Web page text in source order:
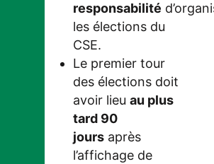
responsabilité
les élections du
CSE.
Le premier tour
des élections doit
avoir lieuau plus
tard 90
jours après
l’affichage de